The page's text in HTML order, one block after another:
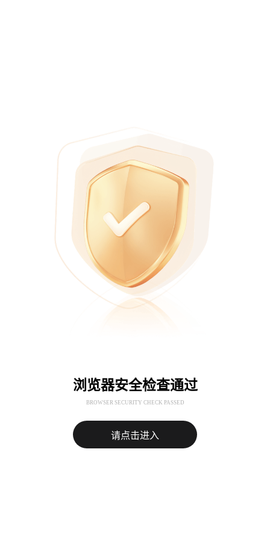
浏览器安全检查通过
BROWSER SECURITY CHECK PASSED
请点击进入